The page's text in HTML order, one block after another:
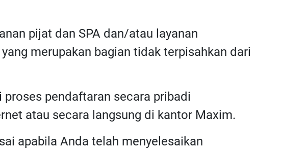
pijat dan SPA dan/atau layanan
merupakan bagian tidak terpisahkan dari
pendaftaran secara pribadi
atau secara langsung di kantor Maxim.
apabila Anda telah menyelesaikan